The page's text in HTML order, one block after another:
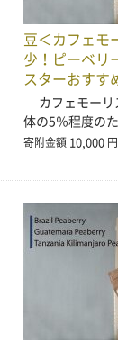
豆＜カフェモ
少！ピーベリ
スターおすす
カフェモーリ
体の5％程度の
寄附金額 10,000 円